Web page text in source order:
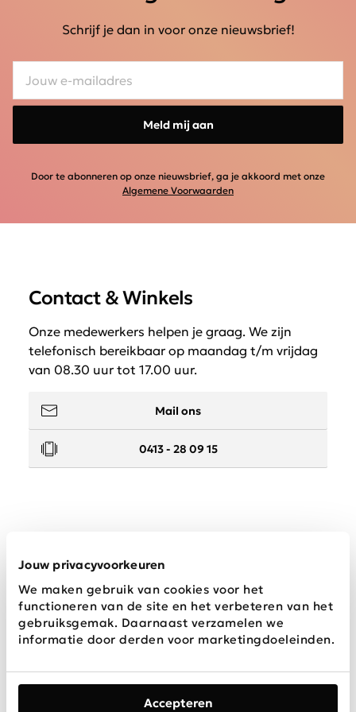
Jouw privacyvoorkeuren
We maken gebruik van cookies voor het
functioneren van de site en het verbeteren van het
gebruiksgemak. Daarnaast verzamelen we
informatie door derden voor marketingdoeleinden.
Accepteren
Schrijf je dan in voor onze nieuwsbrief!
Meld mij aan
Door te abonneren op onze nieuwsbrief, ga je akkoord met onze
Algemene Voorwaarden
Contact & Winkels
Onze medewerkers helpen je graag. We zijn
telefonisch bereikbaar op maandag t/m vrijdag
van 08.30 uur tot 17.00 uur.
Mail ons
0413 - 28 09 15
Wij zijn Schijvens mode